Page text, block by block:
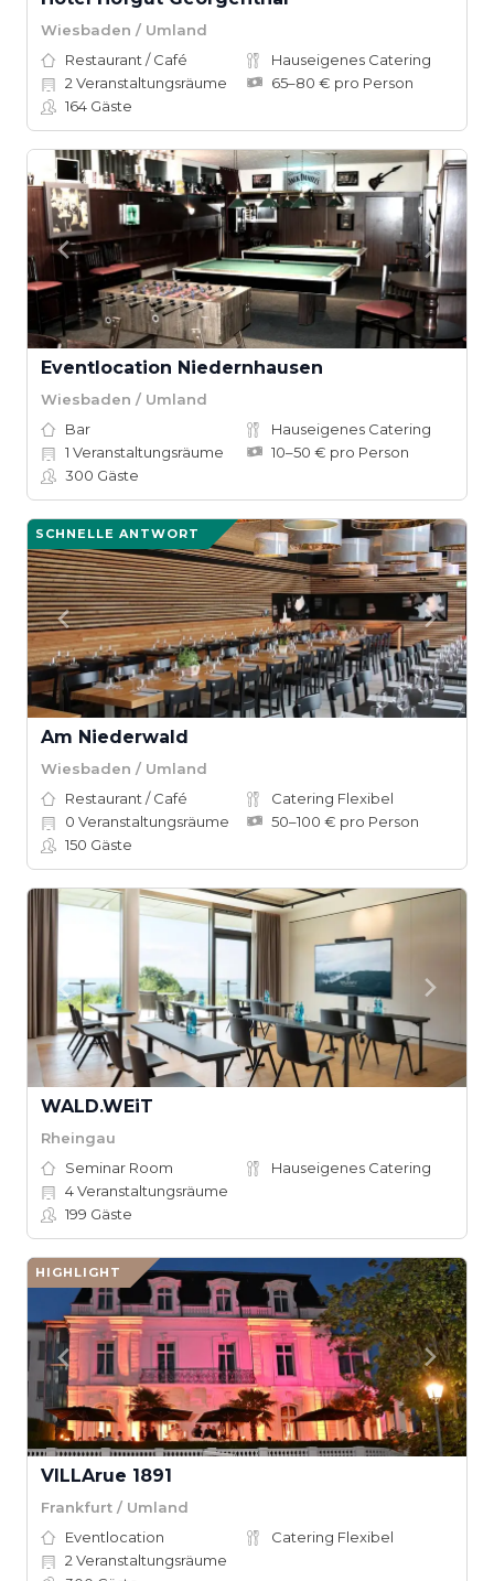
Wiesbaden / Umland
Restaurant / Café
Hauseigenes Catering
2 Veranstaltungsräume
65–80 € pro Person
164 Gäste
Eventlocation Niedernhausen
Wiesbaden / Umland
Bar
Hauseigenes Catering
1 Veranstaltungsräume
10–50 € pro Person
300 Gäste
SCHNELLE ANTWORT
Am Niederwald
Wiesbaden / Umland
Restaurant / Café
Catering Flexibel
0 Veranstaltungsräume
50–100 € pro Person
150 Gäste
WALD.WEiT
Rheingau
Seminar Room
Hauseigenes Catering
4Veranstaltungsräume
199 Gäste
HIGHLIGHT
VILLArue 1891
Frankfurt / Umland
Eventlocation
Catering Flexibel
2 Veranstaltungsräume